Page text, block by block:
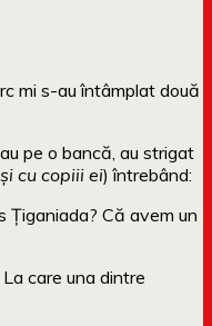
mi s-au întâmplat două
pe o bancă, au strigat
cu copiii ei) întrebând:
Țiganiada? Că avem un
care una dintre